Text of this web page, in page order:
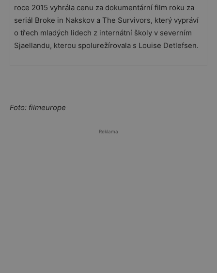
roce 2015 vyhrála cenu za dokumentární film roku za
seriál Broke in Nakskov a The Survivors, který vypráví
o třech mladých lidech z internátní školy v severním
Sjaellandu, kterou spolurežírovala s Louise Detlefsen.
Foto: filmeurope
Reklama